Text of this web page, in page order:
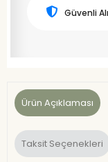
Güvenli
Ürün Açıklaması
Taksit Seçenekleri